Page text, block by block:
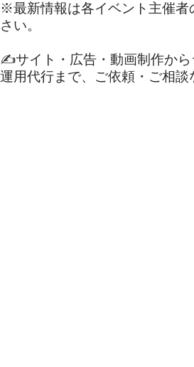
※最新情報は各イベント主催者
さい。
✍️サイト・広告・動画制作から
運用代行まで、ご依頼・ご相談